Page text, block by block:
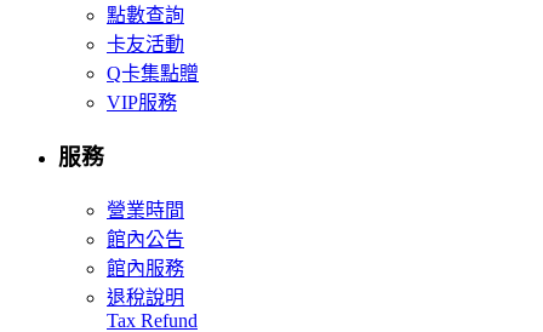
點數查詢
卡友活動
Q卡集點贈
VIP服務
服務
營業時間
館內公告
館內服務
退稅說明
Tax Refund